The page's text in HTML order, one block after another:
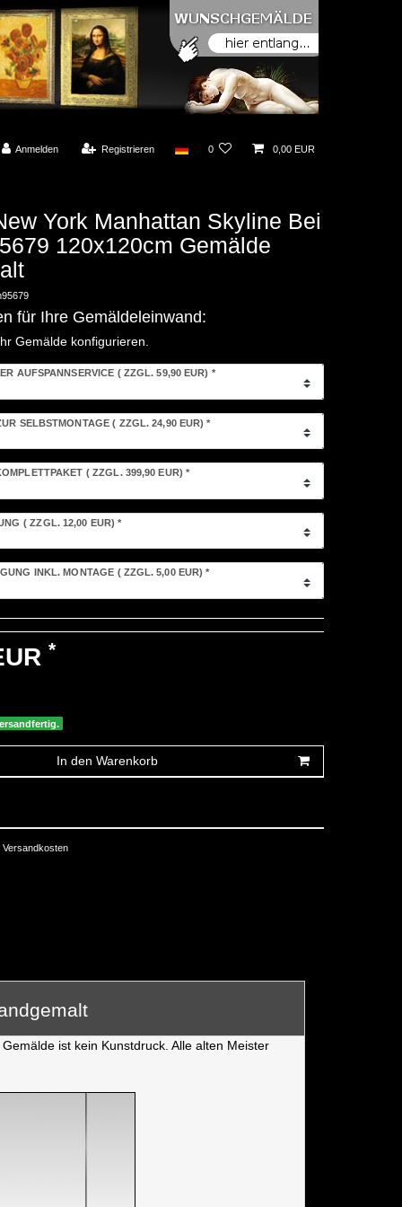
Anmelden Registrieren 0 0,00 EUR
York Manhattan Skyline Bei
120x120cm Gemälde
für Ihre Gemäldeleinwand:
Gemälde konfigurieren.
AUFSPANNSERVICE ( ZZGL. 59,90 EUR) *
SELBSTMONTAGE ( ZZGL. 24,90 EUR)*
( ZZGL. 399,90 EUR) *
( ZZGL. 12,00 EUR)*
INKL. MONTAGE ( ZZGL. 5,00 EUR)*
*
In den Warenkorb
Versandkosten
ist kein Kunstdruck. Alle alten Meister